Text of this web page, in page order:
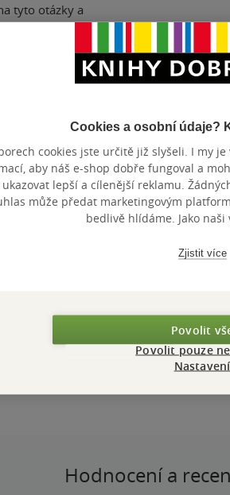
tyto otázky a
a dost jinak, než
dodnes. I
vykresluje barvitě
otrokáře,
A mezi mnoha
kotlině se
horko a
dobyvatel
(což se podařilo
Hodnocení a
Cookies a osobní údaje?
cookies jste určitě již slyšeli. I my
aby náš e-shop dobře fungoval a
lepší a cílenější reklamu.
může předat marketingovým
bedlivě hlídáme. Jako
Zjistit více
Povolit
Povolit pouze
Nastavení